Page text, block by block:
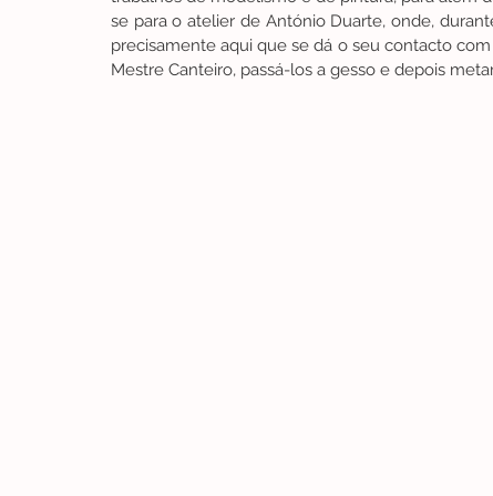
se para o atelier de António Duarte, onde,
precisamente aqui que se dá o seu contacto
Mestre Canteiro, passá-los a gesso e depois